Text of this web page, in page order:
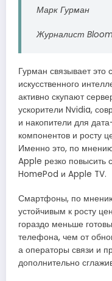
Марк Гурман
Журналист
Гурман связывает это
искусственного
активно скупают
ускорители Nvidia,
и накопители для
компонентов и росту
Именно это, по
Apple резко повысить
HomePod и Apple TV.
Смартфоны, по
устойчивым к росту
гораздо меньше
телефона, чем от
а операторы связи и
дополнительно